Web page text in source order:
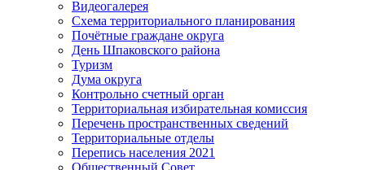
Видеогалерея
Схема территориального планирования
Почётные граждане округа
День Шпаковского района
Туризм
Дума округа
Контрольно счетный орган
Территориальная избирательная комиссия
Перечень пространственных сведений
Территориальные отделы
Перепись населения 2021